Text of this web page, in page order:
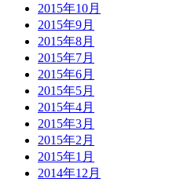
2015年10月
2015年9月
2015年8月
2015年7月
2015年6月
2015年5月
2015年4月
2015年3月
2015年2月
2015年1月
2014年12月